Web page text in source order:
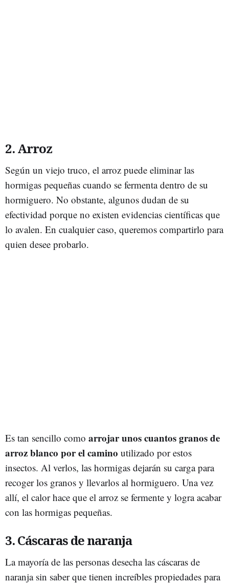
2. Arroz
Según un viejo truco, el arroz puede eliminar las
hormigas pequeñas cuando se fermenta dentro de su
hormiguero. No obstante, algunos dudan de su
efectividad porque no existen evidencias científicas que
lo avalen. En cualquier caso, queremos compartirlo para
quien desee probarlo.
Es tan sencillo como arrojar unos cuantos granos de
arroz blanco por el camino utilizado por estos
insectos. Al verlos, las hormigas dejarán su carga para
recoger los granos y llevarlos al hormiguero. Una vez
allí, el calor hace que el arroz se fermente y logra acabar
con las hormigas pequeñas.
3. Cáscaras de naranja
La mayoría de las personas desecha las cáscaras de
naranja sin saber que tienen increíbles propiedades para